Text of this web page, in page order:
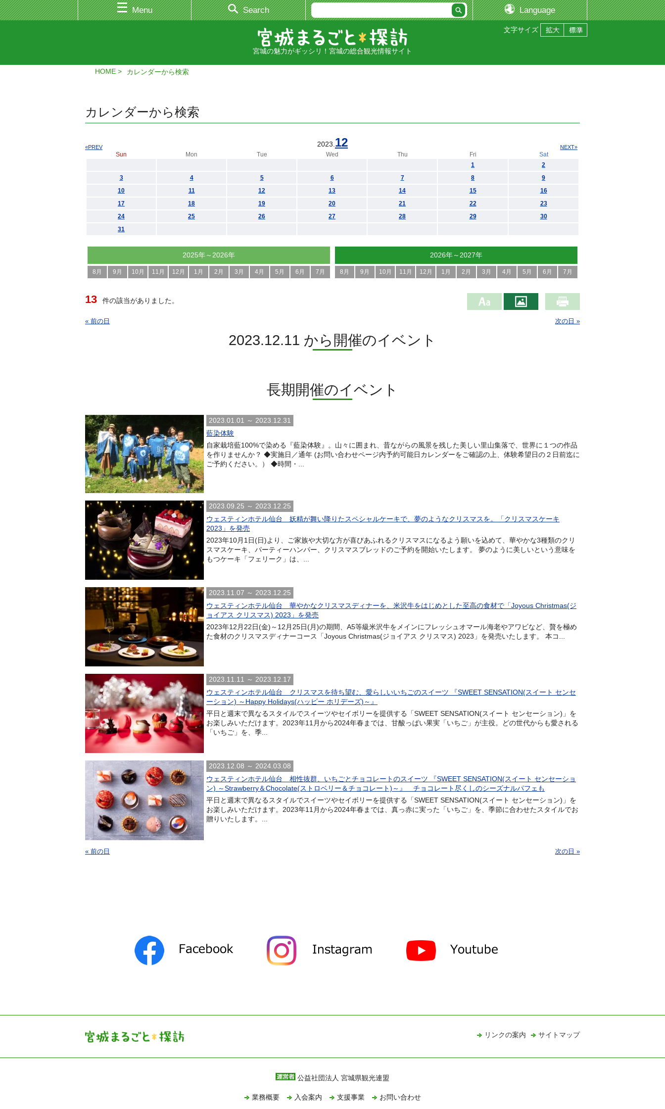
Menu Search Language
文字サイズ
宮城の魅力がギッシリ！宮城の総合観光情報サイト
HOME カレンダーから検索
カレンダーから検索
2023. 12
«PREV NEXT»
Sun Mon Tue Wed Thu Fri
Sat
1
2
3
4 5 6 7 8
9
10
11 12 13 14 15
16
17
18 19 20 21 22
23
24
25 26 27 28 29
30
31
2025年～2026年
8月 9月 10月 11月 12月 1月 2月 3月 4月 5月 6月 7月
2026年～2027年
8月 9月 10月 11月 12月 1月 2月 3月 4月 5月 6月 7月
13 件の該当がありました。
« 前の日 次の日 »
2023.12.11 から開催のイベント
長期開催のイベント
2023.01.01 ～ 2023.12.31
藍染体験
自家栽培藍100%で染める『藍染体験』。山々に囲まれ、昔ながらの風景を残した美しい里山集落で、世界に１つの作品
を作りませんか？ ◆実施日／通年 (お問い合わせページ内予約可能日カレンダーをご確認の上、体験希望日の２日前迄に
ご予約ください。） ◆時間・...
2023.09.25 ～ 2023.12.25
ウェスティンホテル仙台 妖精が舞い降りたスペシャルケーキで、夢のようなクリスマスを。「クリスマスケーキ
2023」を発売
2023年10月1日(日)より、ご家族や大切な方が喜びあふれるクリスマスになるよう願いを込めて、華やかな3種類のクリ
スマスケーキ、パーティーハンパー、クリスマスブレッドのご予約を開始いたします。 夢のように美しいという意味を
もつケーキ「フェリーク」は、...
2023.11.07 ～ 2023.12.25
ウェスティンホテル仙台 華やかなクリスマスディナーを、米沢牛をはじめとした至高の食材で「Joyous Christmas(ジ
ョイアス クリスマス) 2023」を発売
2023年12月22日(金)～12月25日(月)の期間、A5等級米沢牛をメインにフレッシュオマール海老やアワビなど、贅を極め
た食材のクリスマスディナーコース「Joyous Christmas(ジョイアス クリスマス) 2023」を発売いたします。 本コ...
2023.11.11 ～ 2023.12.17
ウェスティンホテル仙台 クリスマスを待ち望む、愛らしいいちごのスイーツ 『SWEET SENSATION(スイート センセ
ーション) ～Happy Holidays(ハッピー ホリデーズ)～』
平日と週末で異なるスタイルでスイーツやセイボリーを提供する「SWEET SENSATION(スイート センセーション)」を
お楽しみいただけます。2023年11月から2024年春までは、甘酸っぱい果実「いちご」が主役。どの世代からも愛される
「いちご」を、季...
2023.12.08 ～ 2024.03.08
ウェスティンホテル仙台 相性抜群、いちごとチョコレートのスイーツ 『SWEET SENSATION(スイート センセーショ
ン) ～Strawberry＆Chocolate(ストロベリー＆チョコレート)～』 チョコレート尽くしのシーズナルパフェも
平日と週末で異なるスタイルでスイーツやセイボリーを提供する「SWEET SENSATION(スイート センセーション)」を
お楽しみいただけます。2023年11月から2024年春までは、真っ赤に実った「いちご」を、季節に合わせたスタイルでお
贈りいたします。...
« 前の日 次の日 »
リンクの案内 サイトマップ
公益社団法人 宮城県観光連盟
業務概要 入会案内 支援事業 お問い合わせ